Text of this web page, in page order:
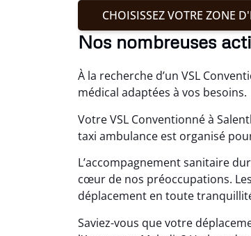
CHOISISSEZ VOTRE ZONE
Nos nombreuses
À la recherche d’un VSL
médical adaptées à vos besoins.
Votre VSL Conventionné à
taxi ambulance est organisé
L’accompagnement sanitaire
cœur de nos préoccupations.
déplacement en toute
Saviez-vous que votre